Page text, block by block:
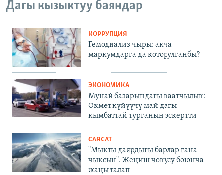
Дагы кызыктуу баяндар
КОРРУПЦИЯ
Гемодиализ чыры: акча
маркумдарга да которулганбы?
ЭКОНОМИКА
Мунай базарындагы каатчылык:
Өкмөт күйүүчү май дагы
кымбаттай турганын эскертти
САЯСАТ
"Мыкты даярдыгы барлар гана
чыксын". Жеңиш чокусу боюнча
жаңы талап